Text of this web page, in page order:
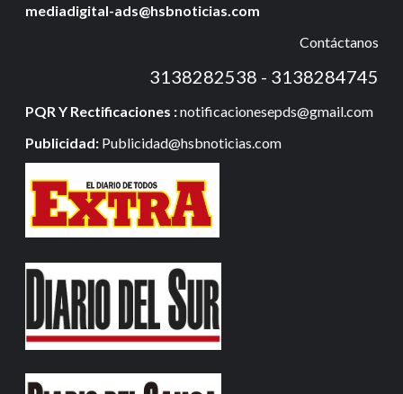
mediadigital-ads@hsbnoticias.com
Contáctanos
3138282538 - 3138284745
PQR Y Rectificaciones :notificacionesepds@gmail.com
Publicidad: Publicidad@hsbnoticias.com